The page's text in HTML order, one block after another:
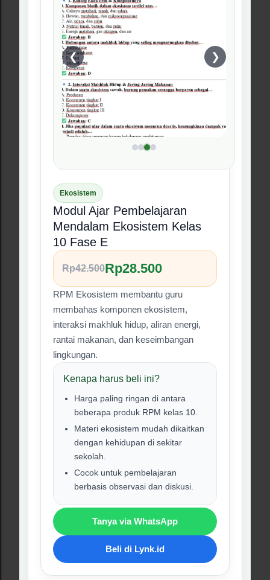
Tanya via WhatsApp
#08 Produk RPM
Analisis CP ke TP
File Analisis CP ke TP Kelas
10 Pembelajaran Mendalam
Rp30.000Rp15.000
File ini membantu guru menganalisis
Capaian Pembelajaran menjadi Tujuan
Pembelajaran yang lebih operasional
untuk kebutuhan ATP, modul ajar, dan
asesmen.
Kenapa harus beli ini?
Cocok untuk guru dan tim
pengembang ajar sekolah.
Membantu mempercepat
penyusunan administrasi
pembelajaran.
Harga ekonomis dan dapat
digunakan sebagai referensi kerja
Tanya via WhatsApp
Beli di Lynk.id